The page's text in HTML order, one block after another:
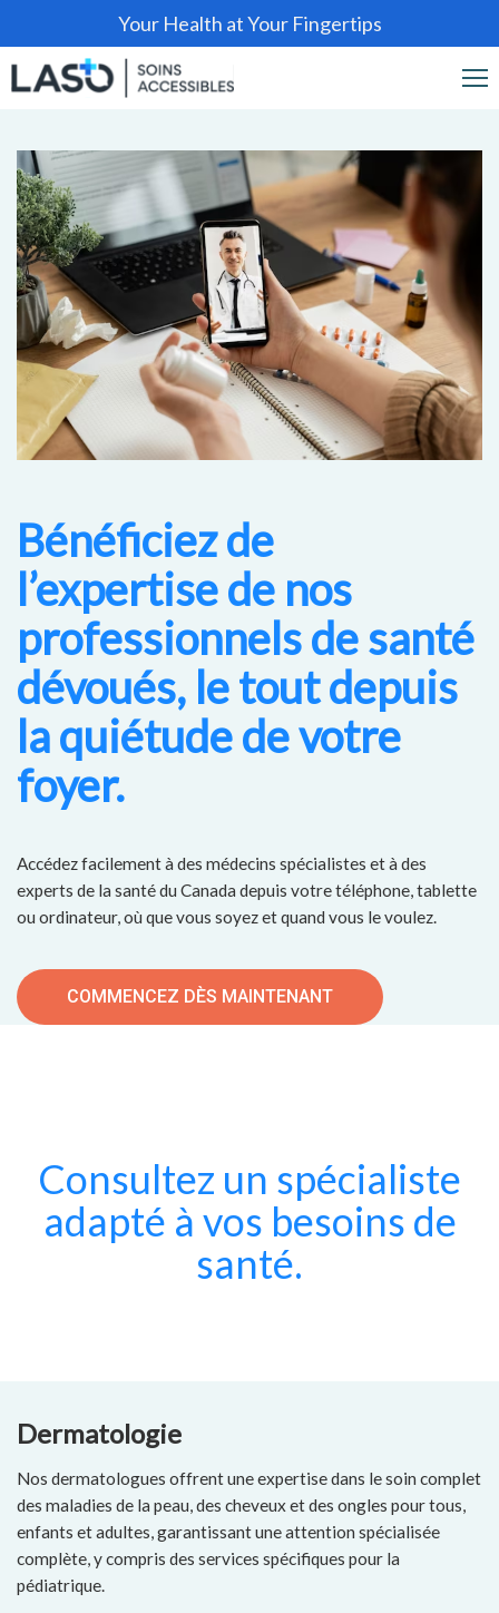
Your Health at Your Fingertips
Bénéficiez de
l’expertise de nos
professionnels de santé
dévoués, le tout depuis
la quiétude de votre
foyer.
Accédez facilement à des médecins spécialistes et à des
experts de la santé du Canada depuis votre téléphone, tablette
ou ordinateur, où que vous soyez et quand vous le voulez.
COMMENCEZ DÈS MAINTENANT
Consultez un spécialiste
adapté à vos besoins de
santé.
Dermatologie
Nos dermatologues offrent une expertise dans le soin complet
des maladies de la peau, des cheveux et des ongles pour tous,
enfants et adultes, garantissant une attention spécialisée
complète, y compris des services spécifiques pour la
pédiatrique.